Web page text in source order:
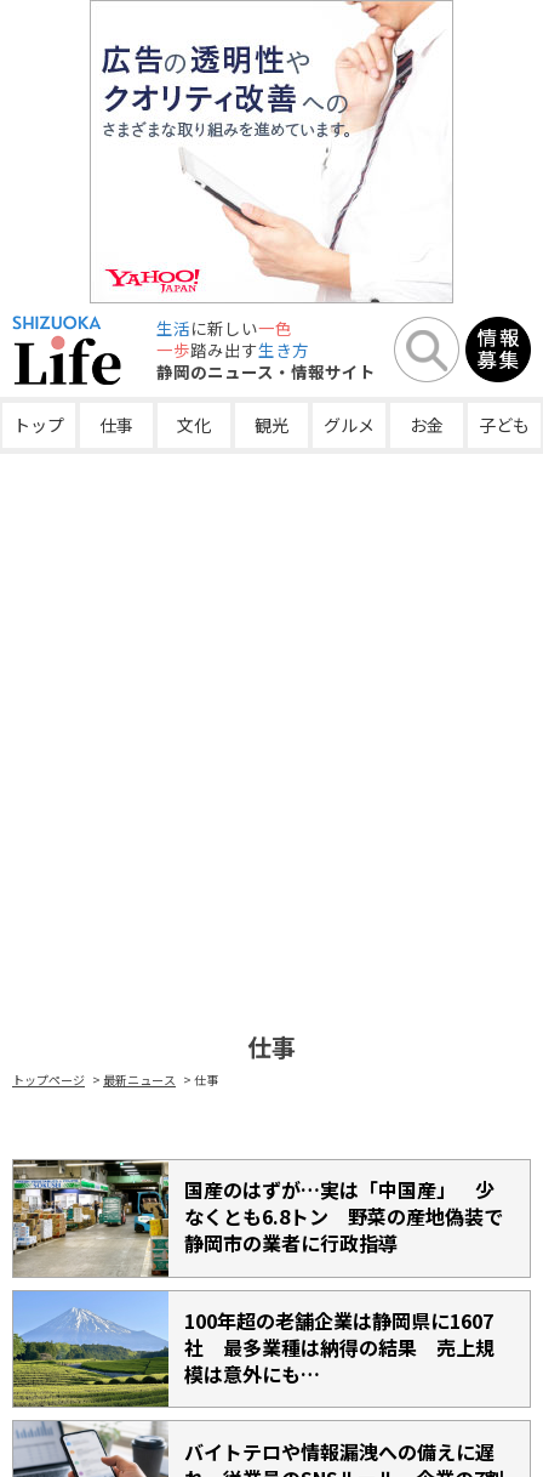
生活に新しい一色
一歩踏み出す生き方
静岡のニュース・情報サイト
トップ 仕事 文化 観光 グルメ お金 子ども
仕事
トップページ 最新ニュース 仕事
国産のはずが…実は「中国産」 少
なくとも6.8トン 野菜の産地偽装で
静岡市の業者に行政指導
100年超の老舗企業は静岡県に1607
社 最多業種は納得の結果 売上規
模は意外にも…
バイトテロや情報漏洩への備えに遅